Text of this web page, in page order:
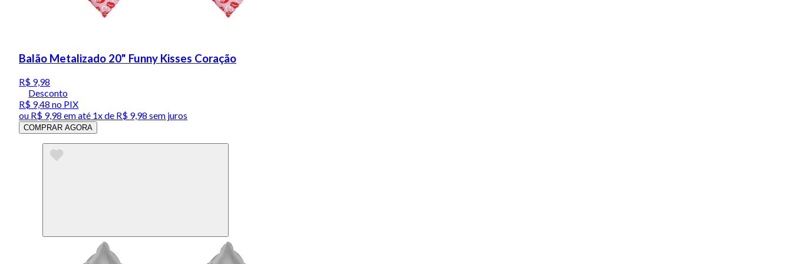
Balão Metalizado 20" Funny Kisses Coração
R$ 9,98
Desconto
R$ 9,48 no PIX
ou R$ 9,98 em até 1x de R$ 9,98 sem juros
COMPRAR AGORA